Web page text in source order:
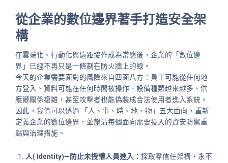
從企業的數位邊界著手打造安全架
構
在雲端化、行動化與遠距協作成為常態後，企業的「數位邊
界」已經不再只是一條劃在防火牆上的線。
今天的企業需要面對的風險來自四面八方：員工可能從任何地
方登入、資料可能在任何時間被操作、設備種類越來越多、供
應鏈關係複雜，甚至攻擊者也能偽裝成合法使用者進入系統。
因此，我們可以透過 「人、事、時、地、物」五大面向，重新
定義企業的數位邊界，並釐清每個面向需要投入的資安防禦重
點與治理措施。
人( Identity)—防止未授權人員進入： 採取零信任架構，永不